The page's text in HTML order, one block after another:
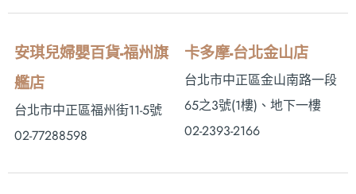
安琪兒婦嬰百貨-福州旗
艦店
台北市中正區福州街11-5號
02-77288598
卡多摩-台北金山店
台北市中正區金山南路一段
65之3號(1樓)、地下一樓
02-2393-2166